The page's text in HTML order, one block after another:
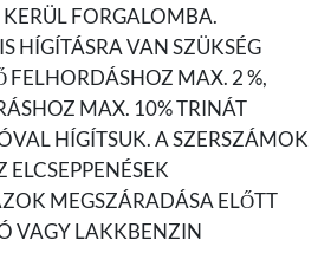
FORGALOMBA.
HÍGÍTÁSRA VAN SZÜKSÉG
FELHORDÁSHOZ MAX. 2 %,
MAX. 10% TRINÁT
HÍGÍTSUK. A SZERSZÁMOK
ELCSEPPENÉSEK
MEGSZÁRADÁSA ELŐTT
VAGY LAKKBENZIN